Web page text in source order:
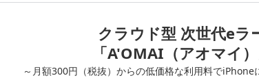
クラウド型 次世代eラ
「A'OMAI（アオマイ
～月額300円（税抜）からの低価格な利用料で